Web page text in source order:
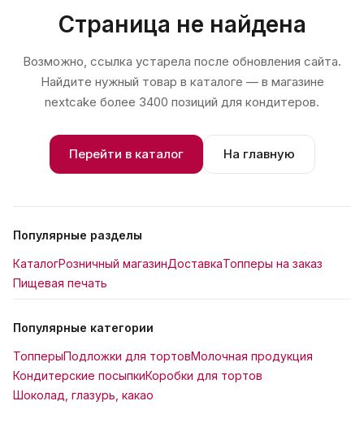
Страница не найдена
Возможно, ссылка устарела после обновления сайта.
Найдите нужный товар в каталоге — в магазине
nextcake более 3400 позиций для кондитеров.
Перейти в каталог На главную
Популярные разделы
КаталогРозничный магазинДоставкаТопперы на заказ
Пищевая печать
Популярные категории
ТопперыПодложки для тортовМолочная продукция
Кондитерские посыпкиКоробки для тортов
Шоколад, глазурь, какао